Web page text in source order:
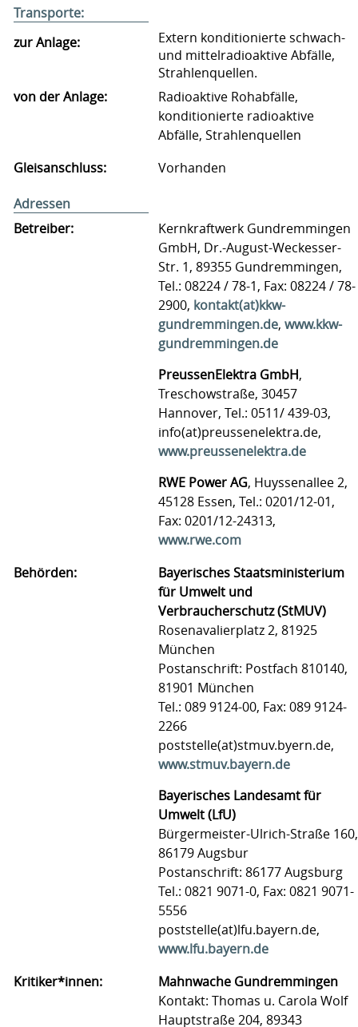
Transporte:
zur Anlage:
Extern konditionierte schwach-
und mittelradioaktive Abfälle,
Strahlenquellen.
von der Anlage:
Radioaktive Rohabfälle,
konditionierte radioaktive
Abfälle, Strahlenquellen
Gleisanschluss:
Vorhanden
Adressen
Betreiber:
Kernkraftwerk Gundremmingen
GmbH, Dr.-August-Weckesser-
Str. 1, 89355 Gundremmingen,
Tel.: 08224 / 78-1, Fax: 08224 / 78-
2900, kontakt(at)kkw-
gundremmingen.de, www.kkw-
gundremmingen.de
PreussenElektra GmbH,
Treschowstraße, 30457
Hannover, Tel.: 0511/ 439-03,
info(at)preussenelektra.de,
www.preussenelektra.de
RWE Power AG, Huyssenallee 2,
45128 Essen, Tel.: 0201/12-01,
Fax: 0201/12-24313,
www.rwe.com
Behörden:
Bayerisches Staatsministerium
für Umwelt und
Verbraucherschutz (StMUV)
Rosenavalierplatz 2, 81925
München
Postanschrift: Postfach 810140,
81901 München
Tel.: 089 9124-00, Fax: 089 9124-
2266
poststelle(at)stmuv.byern.de,
www.stmuv.bayern.de
Bayerisches Landesamt für
Umwelt (LfU)
Bürgermeister-Ulrich-Straße 160,
86179 Augsbur
Postanschrift: 86177 Augsburg
Tel.: 0821 9071-0, Fax: 0821 9071-
5556
poststelle(at)lfu.bayern.de,
www.lfu.bayern.de
Kritiker*innen:
Mahnwache Gundremmingen
Kontakt: Thomas u. Carola Wolf
Hauptstraße 204, 89343